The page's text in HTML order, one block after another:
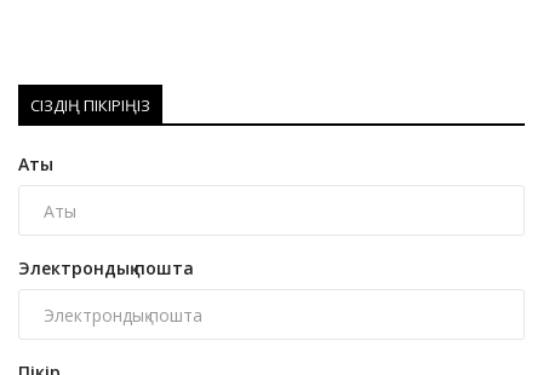
СІЗДІҢ ПІКІРІҢІЗ
Аты
Электрондық пошта